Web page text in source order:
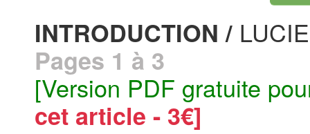
INTRODUCTION /
Pages 1 à 3
[Version PDF gratuite
cet article - 3€]